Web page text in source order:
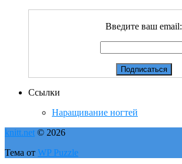
Введите ваш email:
Ссылки
Наращивание ногтей
knitt.net © 2026
Тема от WP Puzzle